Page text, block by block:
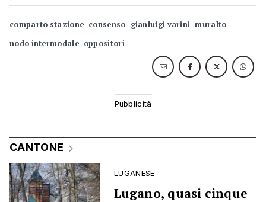
comparto stazione consenso gianluigi varini muralto
nodo intermodale oppositori
CANTONE
LUGANESE
Lugano, quasi cinque